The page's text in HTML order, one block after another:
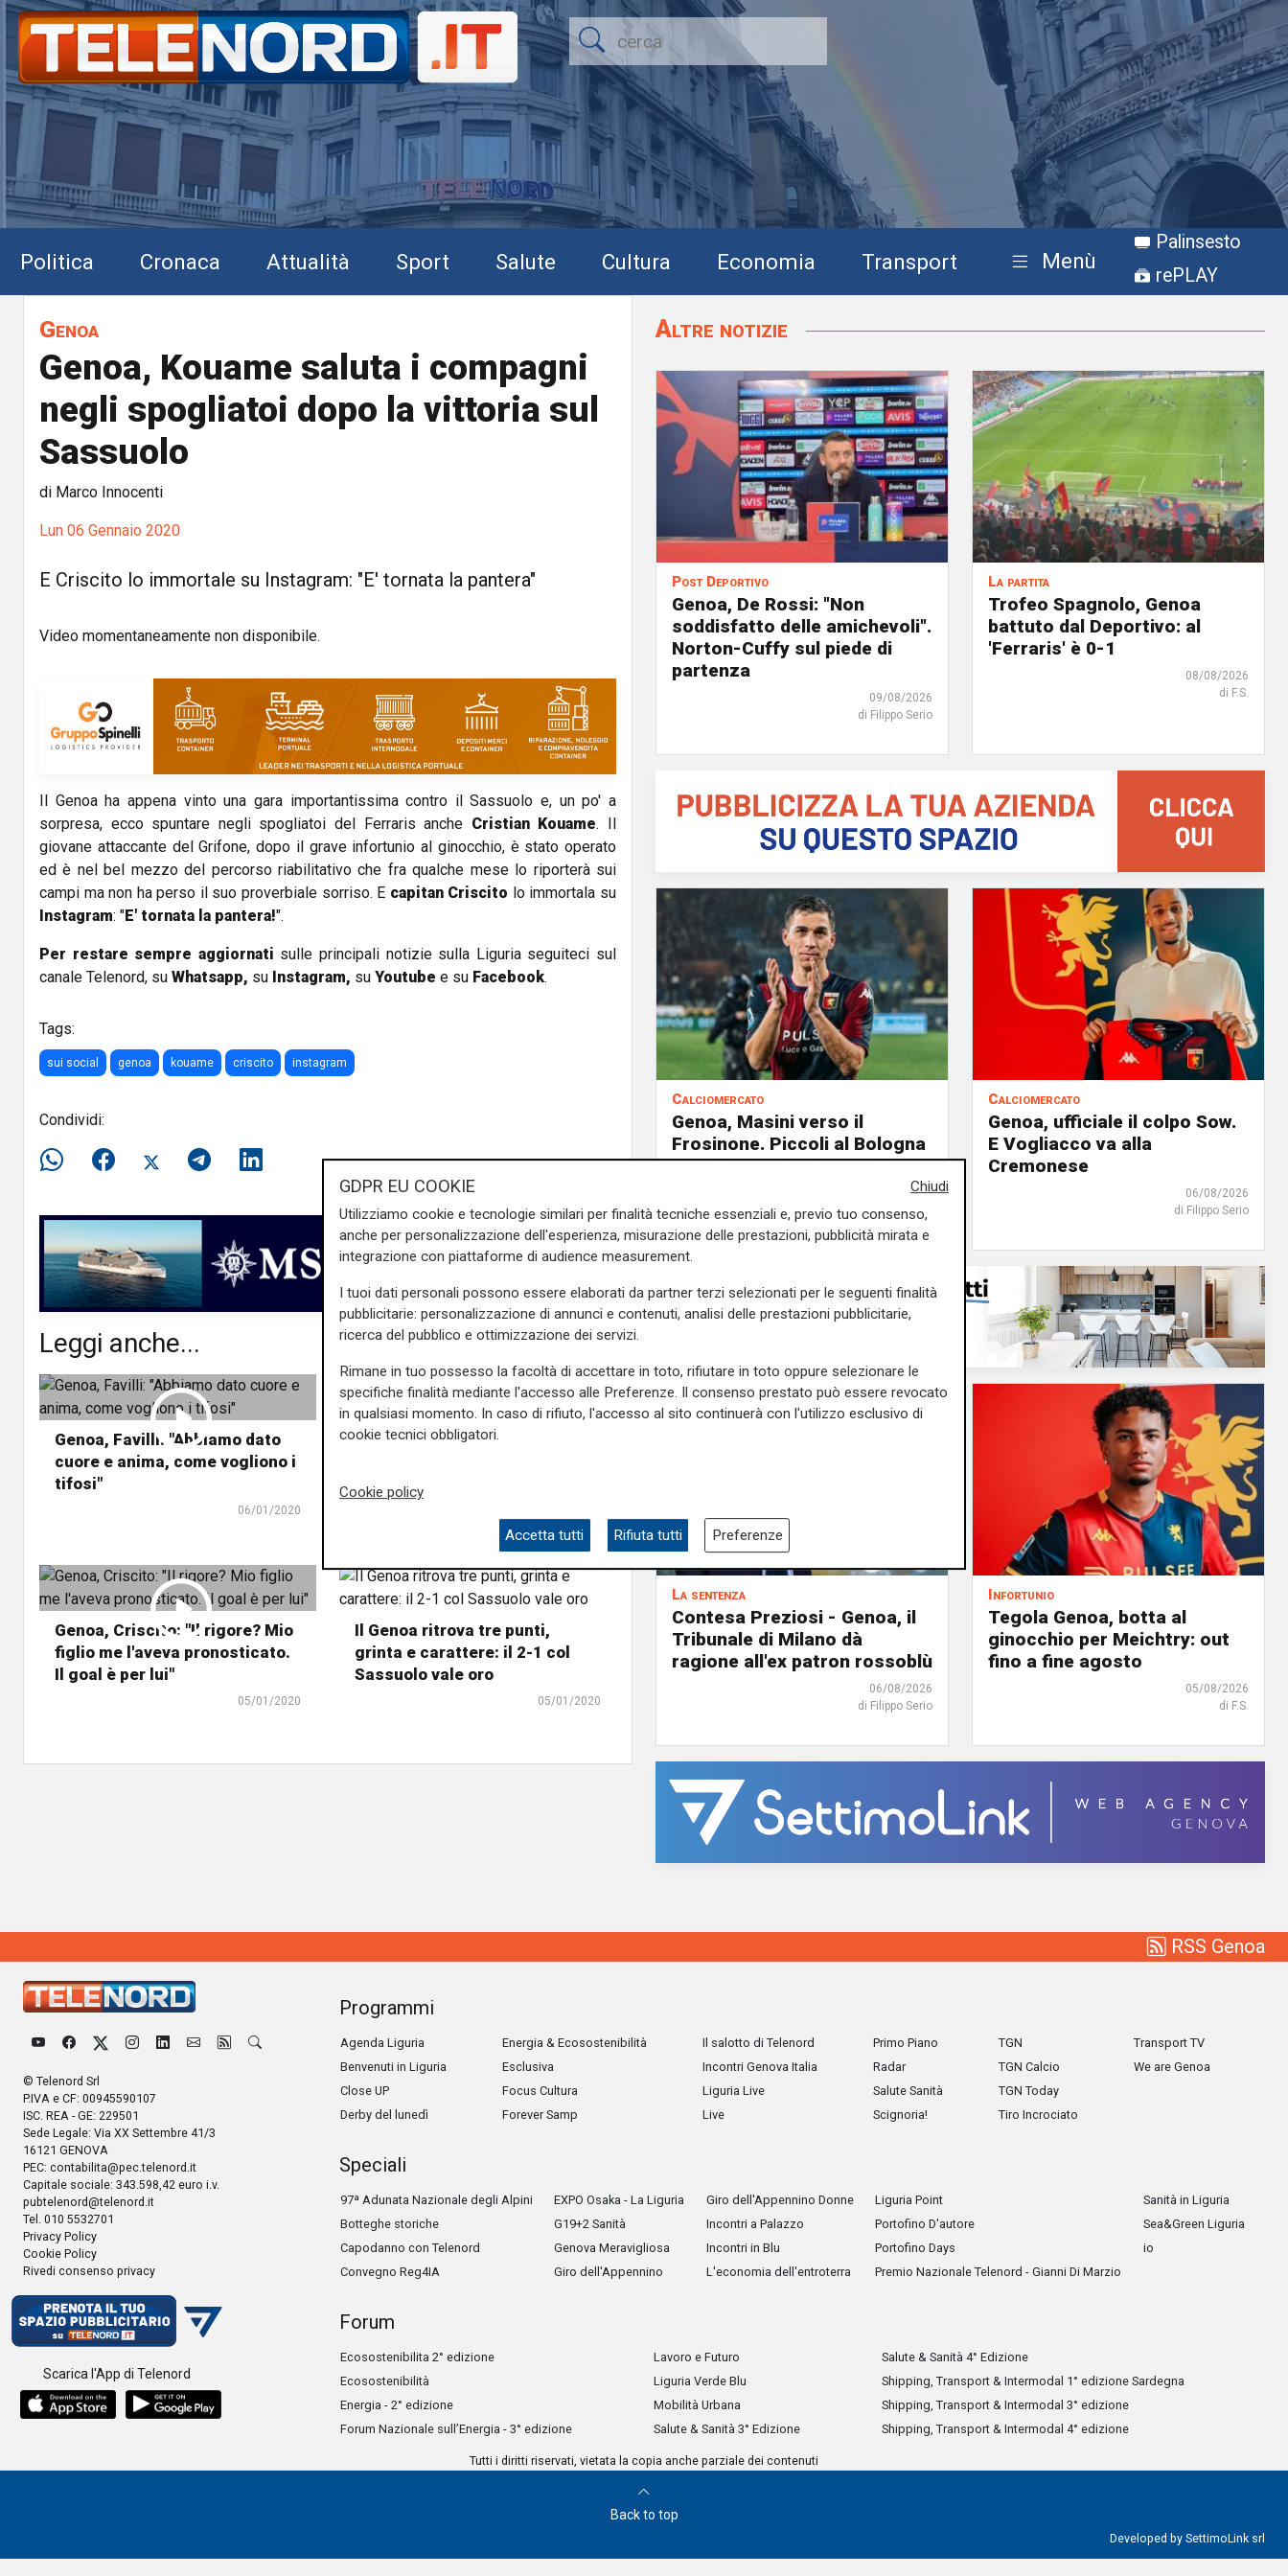
Politica Cronaca Attualità Sport Salute Cultura Economia Transport Menù
Palinsesto
rePLAY
Genoa
Genoa, Kouame saluta i compagni
negli spogliatoi dopo la vittoria sul
Sassuolo
di Marco Innocenti
Lun 06 Gennaio 2020
E Criscito lo immortale su Instagram: "E' tornata la pantera"
Video momentaneamente non disponibile.
Il Genoa ha appena vinto una gara importantissima contro il Sassuolo e, un po' a
sorpresa, ecco spuntare negli spogliatoi del Ferraris anche Cristian Kouame. Il
giovane attaccante del Grifone, dopo il grave infortunio al ginocchio, è stato operato
ed è nel bel mezzo del percorso riabilitativo che fra qualche mese lo riporterà sui
campi ma non ha perso il suo proverbiale sorriso. E capitan Criscito lo immortala su
Instagram: "E' tornata la pantera!".
Per restare sempre aggiornati sulle principali notizie sulla Liguria seguiteci sul
canale Telenord, su Whatsapp, su Instagram, su Youtube e su Facebook.
Tags:
sui social genoa kouame criscito instagram
Condividi:
Leggi anche...
Genoa, Favilli: "Abbiamo dato
cuore e anima, come vogliono i
tifosi"
06/01/2020
De Zerbi nervoso in sala
Genoa
Genoa, Criscito: "Il rigore? Mio
figlio me l'aveva pronosticato.
Il goal è per lui"
05/01/2020
Il Genoa ritrova tre punti,
grinta e carattere: il 2-1 col
Sassuolo vale oro
05/01/2020
Altre notizie
Post Deportivo
Genoa, De Rossi: "Non
soddisfatto delle amichevoli".
Norton-Cuffy sul piede di
partenza
09/08/2026
di Filippo Serio
La partita
Trofeo Spagnolo, Genoa
battuto dal Deportivo: al
'Ferraris' è 0-1
08/08/2026
di F.S.
Calciomercato
Genoa, Masini verso il
Frosinone. Piccoli al Bologna
puo' liberare la pista Dallinga
07/08/2026
di Redazione Sport
Calciomercato
Genoa, ufficiale il colpo Sow.
E Vogliacco va alla
Cremonese
06/08/2026
di Filippo Serio
La sentenza
Contesa Preziosi - Genoa, il
Tribunale di Milano dà
ragione all'ex patron rossoblù
06/08/2026
di Filippo Serio
Infortunio
Tegola Genoa, botta al
ginocchio per Meichtry: out
fino a fine agosto
05/08/2026
di F.S.
RSS Genoa
© Telenord Srl
P.IVA e CF: 00945590107
ISC. REA - GE: 229501
Sede Legale: Via XX Settembre 41/3
16121 GENOVA
PEC: contabilita@pec.telenord.it
Capitale sociale: 343.598,42 euro i.v.
pubtelenord@telenord.it
Tel. 010 5532701
Privacy Policy
Cookie Policy
Rivedi consenso privacy
Scarica l'App di Telenord
Programmi
Agenda Liguria
Benvenuti in Liguria
Close UP
Derby del lunedì
Energia & Ecosostenibilità
Esclusiva
Focus Cultura
Forever Samp
Il salotto di Telenord
Incontri Genova Italia
Liguria Live
Live
Primo Piano
Radar
Salute Sanità
Scignoria!
TGN
TGN Calcio
TGN Today
Tiro Incrociato
Transport TV
We are Genoa
Speciali
97ª Adunata Nazionale degli Alpini
Botteghe storiche
Capodanno con Telenord
Convegno Reg4IA
EXPO Osaka - La Liguria
G19+2 Sanità
Genova Meravigliosa
Giro dell'Appennino
Giro dell'Appennino Donne
Incontri a Palazzo
Incontri in Blu
L'economia dell'entroterra
Liguria Point
Portofino D'autore
Portofino Days
Premio Nazionale Telenord - Gianni Di Marzio
Sanità in Liguria
Sea&Green Liguria
io
Forum
Ecosostenibilita 2° edizione
Ecosostenibilità
Energia - 2° edizione
Forum Nazionale sull’Energia - 3° edizione
Lavoro e Futuro
Liguria Verde Blu
Mobilità Urbana
Salute & Sanità 3° Edizione
Salute & Sanità 4° Edizione
Shipping, Transport & Intermodal 1° edizione Sardegna
Shipping, Transport & Intermodal 3° edizione
Shipping, Transport & Intermodal 4° edizione
Tutti i diritti riservati, vietata la copia anche parziale dei contenuti
Back to top
Developed by SettimoLink srl
Chiudi
GDPR EU COOKIE
Utilizziamo cookie e tecnologie similari per finalità tecniche essenziali e, previo tuo consenso,
anche per personalizzazione dell'esperienza, misurazione delle prestazioni, pubblicità mirata e
integrazione con piattaforme di audience measurement.
I tuoi dati personali possono essere elaborati da partner terzi selezionati per le seguenti finalità
pubblicitarie: personalizzazione di annunci e contenuti, analisi delle prestazioni pubblicitarie,
ricerca del pubblico e ottimizzazione dei servizi.
Rimane in tuo possesso la facoltà di accettare in toto, rifiutare in toto oppure selezionare le
specifiche finalità mediante l'accesso alle Preferenze. Il consenso prestato può essere revocato
in qualsiasi momento. In caso di rifiuto, l'accesso al sito continuerà con l'utilizzo esclusivo di
cookie tecnici obbligatori.
Cookie policy
Accetta tutti Rifiuta tutti Preferenze